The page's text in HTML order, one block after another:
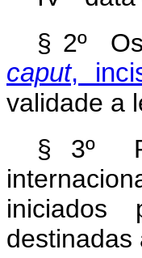
§ 2º
caput,
validade a
§ 3º
iniciados
destinadas